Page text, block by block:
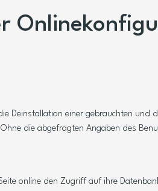
Deinstallation einer gebrauchten
die abgefragten Angaben des
online den Zugriff auf ihre